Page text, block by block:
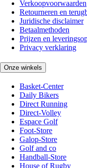
Verkoopvoorwaarden
Retourneren en
Juridische disclaimer
Betaalmethoden
Prijzen en
Privacy verklaring
Onze winkels
Basket-Center
Daily Bikers
Direct Running
Direct-Volley
Espace Golf
Foot-Store
Galop-Store
Golf and co
Handball-Store
House of Rugby